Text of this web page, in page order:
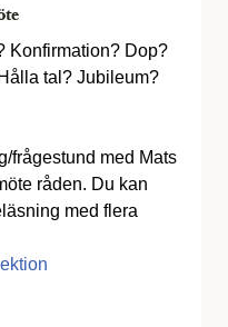
Konfirmation? Dop?
tal? Jubileum?
frågestund med Mats
råden. Du kan
med flera